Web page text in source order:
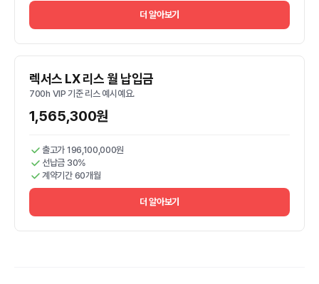
더 알아보기
렉서스 LX 리스 월 납입금
700h VIP 기준 리스 예시예요.
1,565,300원
출고가 196,100,000원
선납금 30%
계약기간 60개월
더 알아보기